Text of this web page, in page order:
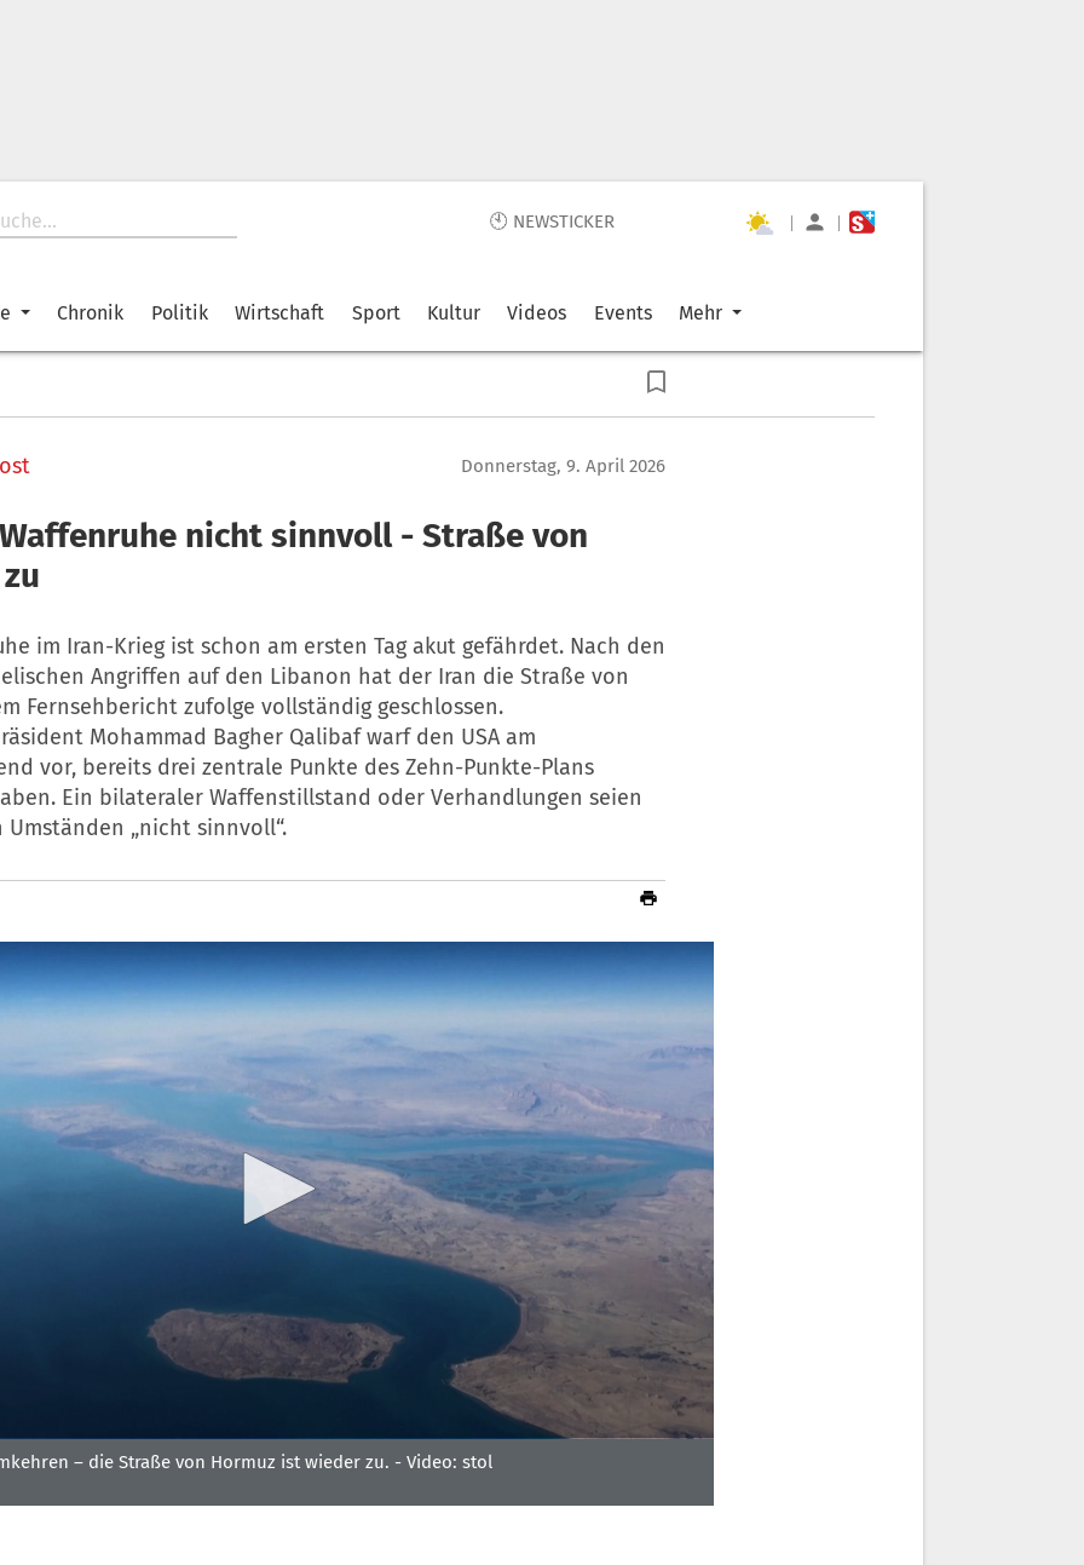
🕙 NEWSTICKER | |
Chronik Politik Wirtschaft Sport Kultur Videos Events Mehr
Donnerstag, 9. April 2026
Waffenruhe nicht sinnvoll - Straße von
im Iran-Krieg ist schon am ersten Tag akut gefährdet. Nach den
Angriffen auf den Libanon hat der Iran die Straße von
Fernsehbericht zufolge vollständig geschlossen.
Mohammad Bagher Qalibaf warf den USA am
vor, bereits drei zentrale Punkte des Zehn-Punkte-Plans
Ein bilateraler Waffenstillstand oder Verhandlungen seien
„nicht sinnvoll“.
– die Straße von Hormuz ist wieder zu. - Video: stol